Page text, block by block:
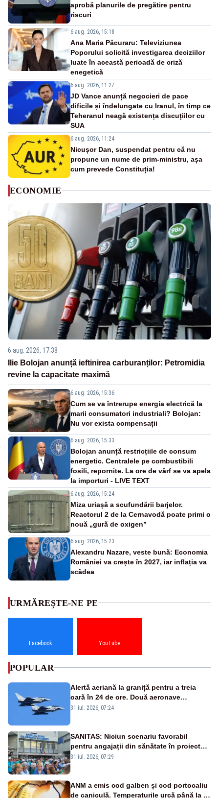
aprobă planurile de pregătire pentru
riscuri
6 aug. 2026, 15:18
Ana Maria Păcuraru: Televiziunea
Poporului solicită investigarea deciziilor
luate în această perioadă de criză
enegetică
6 aug. 2026, 11:27
JD Vance anunță negocieri de pace
dificile și îndelungate cu Iranul, în timp ce
Teheranul neagă existența discuțiilor cu
SUA
6 aug. 2026, 11:24
Nicușor Dan, suspendat pentru că nu
propune un nume de prim-ministru, așa
cum prevede Constituția!
ECONOMIE
6 aug. 2026, 17:38
Ilie Bolojan anunță ieftinirea carburanților: Petromidia
revine la capacitate maximă
6 aug. 2026, 15:36
Cum se va întrerupe energia electrică la
marii consumatori industriali? Bolojan:
Nu vor exista compensații
6 aug. 2026, 15:33
Bolojan anunță restricțiile de consum
energetic. Centralele pe combustibili
fosili, repornite. La ore de vârf se va apela
la importuri - LIVE TEXT
6 aug. 2026, 15:24
Miza uriașă a scufundării barjelor.
Reactorul 2 de la Cernavodă poate primi o
nouă „gură de oxigen”
6 aug. 2026, 15:23
Alexandru Nazare, veste bună: Economia
României va crește în 2027, iar inflația va
scădea
URMĂREȘTE-NE PE
Facebook YouTube
POPULAR
Alertă aeriană la graniță pentru a treia
oară în 24 de ore. Două aeronave
Eurofighter britanice au fost ridicate de la
31 iul. 2026, 07:24
SANITAS: Niciun scenariu favorabil
pentru angajații din sănătate în proiectul
Legii salarizării
31 iul. 2026, 07:29
ANM a emis cod galben și cod portocaliu
de caniculă. Temperaturile urcă până la 38